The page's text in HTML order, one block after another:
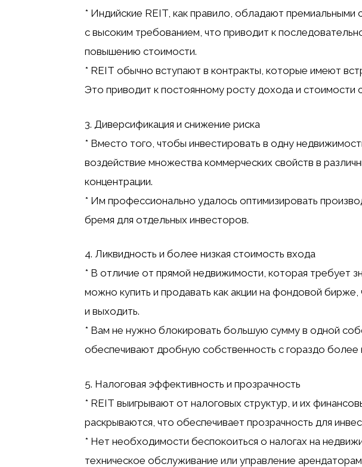
* Индийские REIT, как правило, обладают премиальными
с высоким требованием, что приводит к
повышению стоимости.
* REIT обычно вступают в контракты, которые имеют
Это приводит к постоянному росту дохода и стоимости
3. Диверсификация и снижение риска
* Вместо того, чтобы инвестировать в одну
воздействие множества коммерческих свойств в
концентрации.
* Им профессионально удалось оптимизировать
бремя для отдельных инвесторов.
4. Ликвидность и более низкая стоимость входа
* В отличие от прямой недвижимости, которая требует
можно купить и продавать как акции на фондовой бирже,
и выходить.
* Вам не нужно блокировать большую сумму в одной
обеспечивают дробную собственность с гораздо более
5. Налоговая эффективность и прозрачность
* REIT выигрывают от налоговых структур, и их
раскрываются, что обеспечивает прозрачность для
* Нет необходимости беспокоиться о налогах на
техническое обслуживание или управление